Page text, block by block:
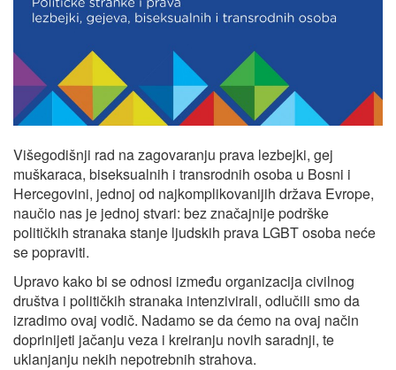
Višegodišnji rad na zagovaranju prava lezbejki, gej
muškaraca, biseksualnih i transrodnih osoba u Bosni i
Hercegovini, jednoj od najkomplikovanijih država Evrope,
naučio nas je jednoj stvari: bez značajnije podrške
političkih stranaka stanje ljudskih prava LGBT osoba neće
se popraviti.
Upravo kako bi se odnosi između organizacija civilnog
društva i političkih stranaka intenzivirali, odlučili smo da
izradimo ovaj vodič. Nadamo se da ćemo na ovaj način
doprinijeti jačanju veza i kreiranju novih saradnji, te
uklanjanju nekih nepotrebnih strahova.